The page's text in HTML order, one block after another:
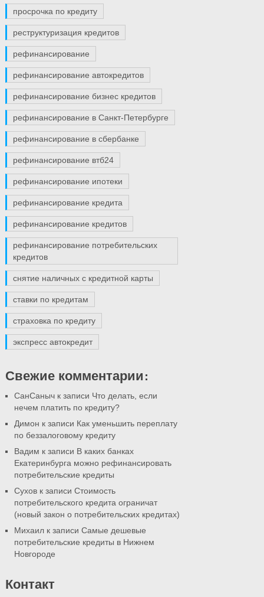
просрочка по кредиту
реструктуризация кредитов
рефинансирование
рефинансирование автокредитов
рефинансирование бизнес кредитов
рефинансирование в Санкт-Петербурге
рефинансирование в сбербанке
рефинансирование втб24
рефинансирование ипотеки
рефинансирование кредита
рефинансирование кредитов
рефинансирование потребительских
кредитов
снятие наличных с кредитной карты
ставки по кредитам
страховка по кредиту
экспресс автокредит
Свежие комментарии:
СанСаныч к записи Что делать, если
нечем платить по кредиту?
Димон к записи Как уменьшить переплату
по беззалоговому кредиту
Вадим к записи В каких банках
Екатеринбурга можно рефинансировать
потребительские кредиты
Сухов к записи Стоимость
потребительского кредита ограничат
(новый закон о потребительских кредитах)
Михаил к записи Самые дешевые
потребительские кредиты в Нижнем
Новгороде
Контакт